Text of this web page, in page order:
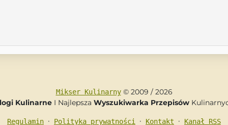
Mikser Kulinarny© 2009 / 2026
Kulinarne I Najlepsza Wyszukiwarka Przepisów
Regulamin • Polityka prywatności • Kontakt • Kanał RSS